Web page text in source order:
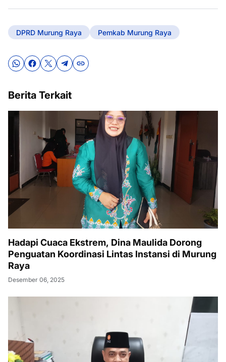
DPRD Murung Raya Pemkab Murung Raya
Berita Terkait
Hadapi Cuaca Ekstrem, Dina Maulida Dorong
Penguatan Koordinasi Lintas Instansi di Murung
Raya
Desember 06, 2025